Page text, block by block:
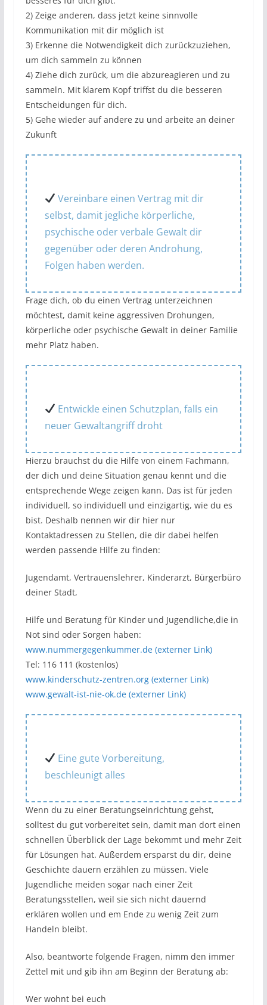
2) Zeige anderen, dass jetzt keine sinnvolle
Kommunikation mit dir möglich ist
3) Erkenne die Notwendigkeit dich zurückzuziehen,
um dich sammeln zu können
4) Ziehe dich zurück, um die abzureagieren und zu
sammeln. Mit klarem Kopf triffst du die besseren
Entscheidungen für dich.
5) Gehe wieder auf andere zu und arbeite an deiner
Zukunft
Vereinbare einen Vertrag mit dir
selbst, damit jegliche körperliche,
psychische oder verbale Gewalt dir
gegenüber oder deren Androhung,
Folgen haben werden.
Frage dich, ob du einen Vertrag unterzeichnen
möchtest, damit keine aggressiven Drohungen,
körperliche oder psychische Gewalt in deiner Familie
mehr Platz haben.
Entwickle einen Schutzplan, falls ein
neuer Gewaltangriff droht
Hierzu brauchst du die Hilfe von einem Fachmann,
der dich und deine Situation genau kennt und die
entsprechende Wege zeigen kann. Das ist für jeden
individuell, so individuell und einzigartig, wie du es
bist. Deshalb nennen wir dir hier nur
Kontaktadressen zu Stellen, die dir dabei helfen
werden passende Hilfe zu finden:
Jugendamt, Vertrauenslehrer, Kinderarzt, Bürgerbüro
deiner Stadt,
Hilfe und Beratung für Kinder und Jugendliche,die in
Not sind oder Sorgen haben:
www.nummergegenkummer.de (externer Link)
Tel: 116 111 (kostenlos)
www.kinderschutz-zentren.org (externer Link)
www.gewalt-ist-nie-ok.de (externer Link)
Eine gute Vorbereitung,
beschleunigt alles
Wenn du zu einer Beratungseinrichtung gehst,
solltest du gut vorbereitet sein, damit man dort einen
schnellen Überblick der Lage bekommt und mehr Zeit
für Lösungen hat. Außerdem ersparst du dir, deine
Geschichte dauern erzählen zu müssen. Viele
Jugendliche meiden sogar nach einer Zeit
Beratungsstellen, weil sie sich nicht dauernd
erklären wollen und em Ende zu wenig Zeit zum
Handeln bleibt.
Also, beantworte folgende Fragen, nimm den immer
Zettel mit und gib ihn am Beginn der Beratung ab:
Wer wohnt bei euch